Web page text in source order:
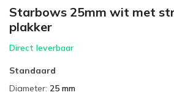
Starbows 25mm wit met
plakker
Direct leverbaar
Standaard
Diameter: 25 mm